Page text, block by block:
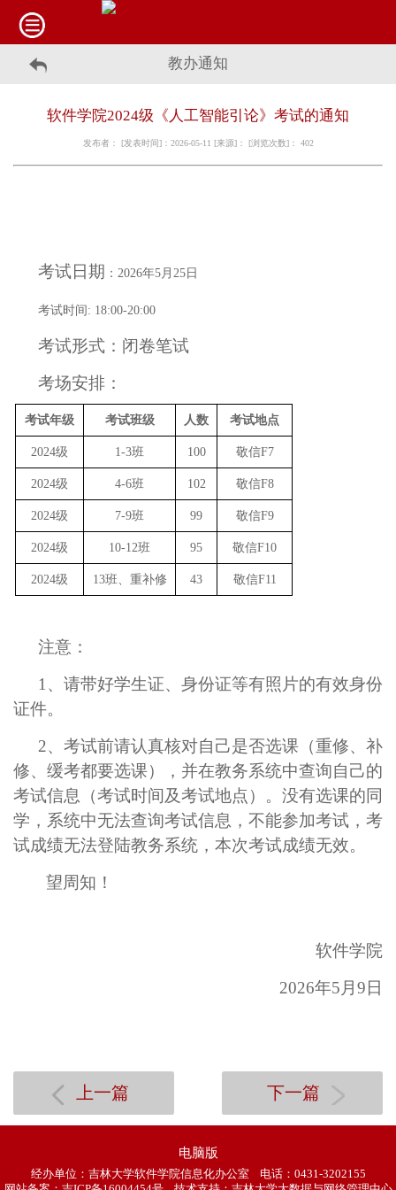
教办通知
软件学院2024级《人工智能引论》考试的通知
发布者： [发表时间]：2026-05-11 [来源]： [浏览次数]： 402
考试日期 ： 2026年5月25日
考试时间 : 18:00-20:00
考试形式：闭卷笔试
考场安排：
考试年级 考试班级 人数 考试地点
2024级 1-3班 100 敬信F7
2024级 4-6班 102 敬信F8
2024级 7-9班 99 敬信F9
2024级 10-12班 95 敬信F10
2024级 13班、重补修 43 敬信F11
注意：
1、请带好学生证、身份证等有照片的有效身份
证件。
2、考试前请认真核对自己是否选课（重修、补
修、缓考都要选课），并在教务系统中查询自己的
考试信息（考试时间及考试地点）。没有选课的同
学，系统中无法查询考试信息，不能参加考试，考
试成绩无法登陆教务系统，本次考试成绩无效。
望周知！
软件学院
2026年5 月 9 日
上一篇 下一篇
电脑版
经办单位：吉林大学软件学院信息化办公室 电话：0431-3202155